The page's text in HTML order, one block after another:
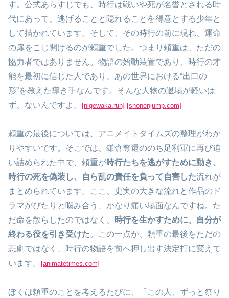
す。公式あらすじでも、時行は戦いや死が名誉とされる時
代にあって、逃げることと隠れることを得意とする少年と
して描かれています。そして、その時行の前に現れ、運命
の扉をこじ開けるのが頼重でした。つまり頼重は、ただの
協力者ではありません。物語の始動装置であり、時行の才
能を最初に信じた人であり、あの世界における“出口の
形”を教えた導き手なんです。そんな人物の退場が軽いは
ず、ないんですよ。
[nigewaka.run] [shonenjump.com]
頼重の最後については、アニメイトタイムズの整理がわか
りやすいです。そこでは、鎌倉奪還ののち足利軍に再び追
い詰められた中で、頼重が時行たちを逃がすために動き、
時行の死を偽装し、自ら乱の責任を負って自害した流れが
まとめられています。ここ、史実の大きな流れと作品のド
ラマがぴたりと噛み合う、かなり痛い場面なんですね。た
だ命を散らしたのではなく、 時行を生かすために、自分が
終わる役を引き受けた。この一点が、頼重の最後をただの
悲劇ではなく、時行の物語を前へ押し出す決定打に変えて
います。
[animatetimes.com]
ぼくは頼重のことを考えるたびに、「この人、ずっと祭り